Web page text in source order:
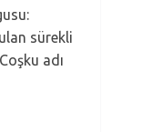
sürekli
adı